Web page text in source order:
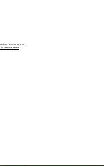
RS - CEP: 94810-250